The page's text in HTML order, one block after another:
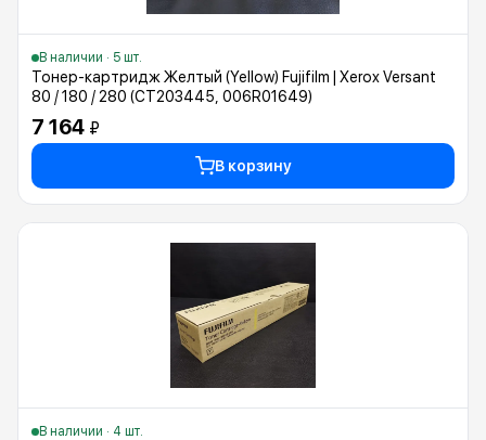
В наличии · 5 шт.
Тонер-картридж Желтый (Yellow) Fujifilm | Xerox Versant
80 / 180 / 280 (CT203445, 006R01649)
7 164 ₽
В корзину
В наличии · 4 шт.